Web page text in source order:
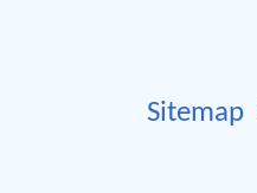
Sitemap